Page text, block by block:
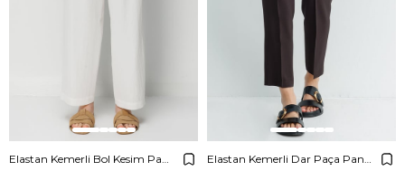
Elastan Kemerli Bol Kesim Pantolon Elastan Kemerli Dar Paça Pantolon